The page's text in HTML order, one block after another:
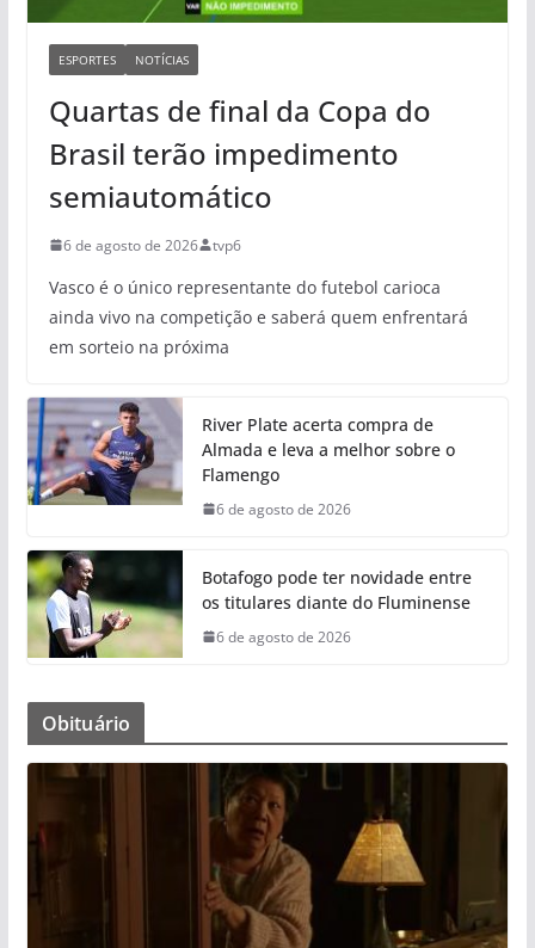
ESPORTES NOTÍCIAS
Quartas de final da Copa do
Brasil terão impedimento
semiautomático
6 de agosto de 2026 tvp6
Vasco é o único representante do futebol carioca
ainda vivo na competição e saberá quem enfrentará
em sorteio na próxima
River Plate acerta compra de
Almada e leva a melhor sobre o
Flamengo
6 de agosto de 2026
Botafogo pode ter novidade entre
os titulares diante do Fluminense
6 de agosto de 2026
Obituário